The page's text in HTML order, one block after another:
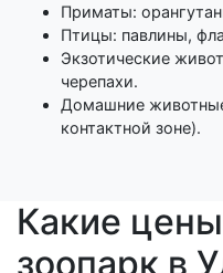
Приматы:
Птицы: павлины,
Экзотические
черепахи.
Домашние
контактной зоне).
Какие
зоопарк в